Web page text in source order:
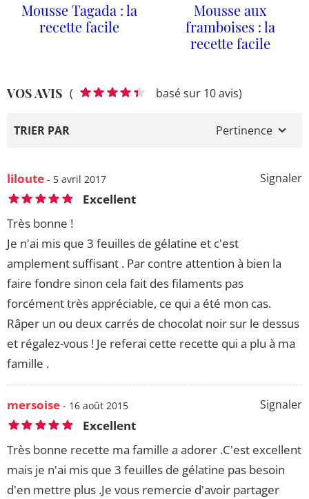
Mousse Tagada : la
recette facile
Mousse aux
framboises : la
recette facile
VOS AVIS ( basé sur 10 avis)
TRIER PAR Pertinence
Signaler
liloute - 5 avril 2017
Excellent
Très bonne !
Je n'ai mis que 3 feuilles de gélatine et c'est
amplement suffisant . Par contre attention à bien la
faire fondre sinon cela fait des filaments pas
forcément très appréciable, ce qui a été mon cas.
Râper un ou deux carrés de chocolat noir sur le dessus
et régalez-vous ! Je referai cette recette qui a plu à ma
famille .
Signaler
mersoise - 16 août 2015
Excellent
Très bonne recette ma famille a adorer .C'est excellent
mais je n'ai mis que 3 feuilles de gélatine pas besoin
d'en mettre plus .Je vous remercie d'avoir partager